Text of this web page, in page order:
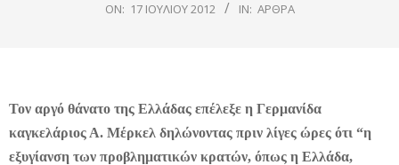
ON: 17 ΙΟΥΛΊΟΥ 2012 IN: ΆΡΘΡΑ
Τον αργό θάνατο της Ελλάδας επέλεξε η Γερμανίδα
καγκελάριος Α. Μέρκελ δηλώνοντας πριν λίγες ώρες ότι “η
εξυγίανση των προβληματικών κρατών, όπως η Ελλάδα,